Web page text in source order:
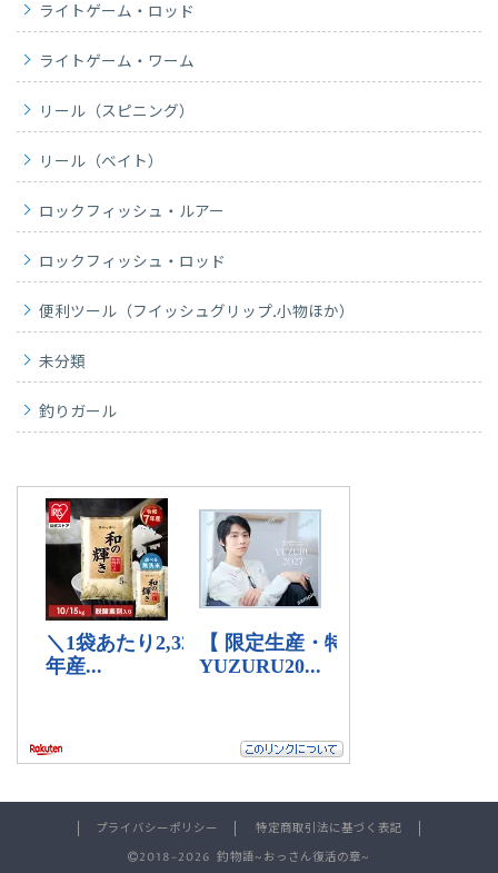
ライトゲーム・ロッド
ライトゲーム・ワーム
リール（スピニング）
リール（ベイト）
ロックフィッシュ・ルアー
ロックフィッシュ・ロッド
便利ツール（フイッシュグリップ.小物ほか）
未分類
釣りガール
プライバシーポリシー
特定商取引法に基づく表記
2018–2026 釣物語~おっさん復活の章~